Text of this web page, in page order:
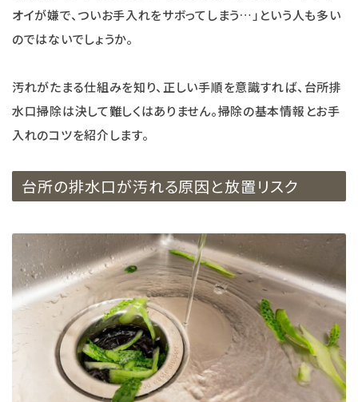
キッチン用品
ブランド
ナチュラムーン
エコメイト
ナチュラプラス
アルマウィン
アルモニベルツ
オイが嫌で、ついお手入れをサボってしまう…」という人も多い
のではないでしょうか。
汚れがたまる仕組みを知り、正しい手順を意識すれば、台所排
水口掃除は決して難しくはありません。掃除の基本情報とお手
入れのコツを紹介します。
台所の排水口が汚れる原因と放置リスク